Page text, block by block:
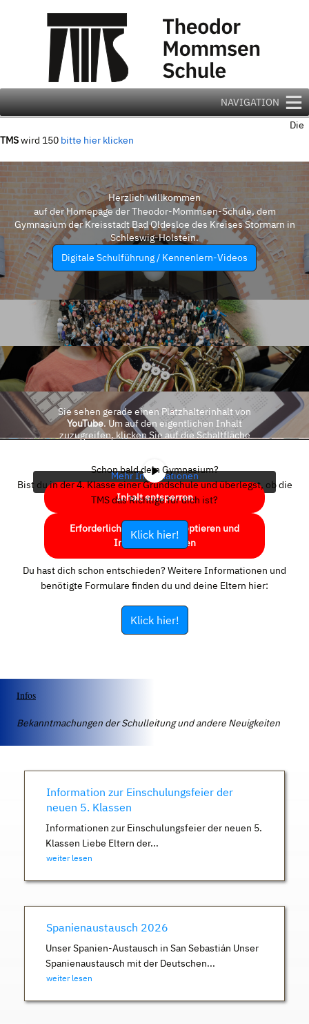
NAVIGATION
Die
TMSwird 150 bitte hier klicken
Herzlich willkommen
auf der Homepage der Theodor-Mommsen-Schule, dem
Gymnasium der Kreisstadt Bad Oldesloe des Kreises Stormarn in
Schleswig-Holstein.
Digitale Schulführung / Kennenlern-Videos
Sie sehen gerade einen Platzhalterinhalt von
YouTube. Um auf den eigentlichen Inhalt
zuzugreifen, klicken Sie auf die Schaltfläche
Mehr Informationen
Inhalt entsperren
Erforderlichen Service akzeptieren und
Inhalte entsperren
Schon bald dein Gymnasium?
Bist du in der 4. Klasse einer Grundschule und überlegst, ob die
TMS das Richtige für dich ist?
Klick hier!
Du hast dich schon entschieden? Weitere Informationen und
benötigte Formulare finden du und deine Eltern hier:
Klick hier!
Infos
Bekanntmachungen der Schulleitung und andere Neuigkeiten
Information zur Einschulungsfeier der
neuen 5. Klassen
Informationen zur Einschulungsfeier der neuen 5.
Klassen Liebe Eltern der...
weiter lesen
Spanienaustausch 2026
Unser Spanien-Austausch in San Sebastián Unser
Spanienaustausch mit der Deutschen...
weiter lesen